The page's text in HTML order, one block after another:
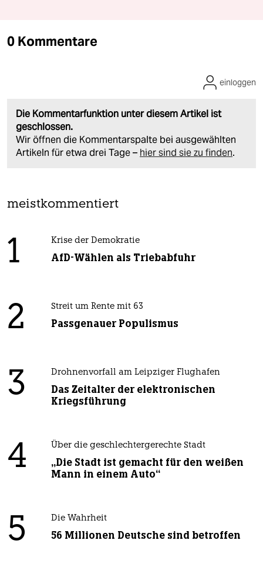
0 Kommentare
Die Kommentarfunktion unter diesem Artikel ist
geschlossen.
Wir öffnen die Kommentarspalte bei ausgewählten
Artikeln für etwa drei Tage – hier sind sie zu finden.
einloggen
meistkommentiert
1 Krise der Demokratie
AfD-Wählen als Triebabfuhr
2 Streit um Rente mit 63
Passgenauer Populismus
3 Drohnenvorfall am Leipziger Flughafen
Das Zeitalter der elektronischen
Kriegsführung
4 Über die geschlechtergerechte Stadt
„Die Stadt ist gemacht für den weißen
Mann in einem Auto“
5 Die Wahrheit
56 Millionen Deutsche sind betroffen